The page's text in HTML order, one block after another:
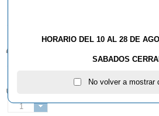
4,90€
UNIDADES:
1
HORARIO DEL 10 AL 28 DE
SABADOS
No volver a mostrar